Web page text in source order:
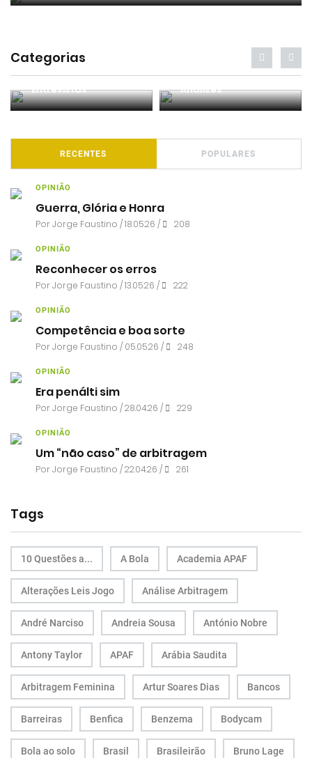
Categorias
Entrevistas Análises
RECENTES POPULARES
OPINIÃO
Guerra, Glória e Honra
PorJorge Faustino / 18.05.26 / 208
OPINIÃO
Reconhecer os erros
PorJorge Faustino / 13.05.26 / 222
OPINIÃO
Competência e boa sorte
PorJorge Faustino / 05.05.26 / 248
OPINIÃO
Era penálti sim
PorJorge Faustino / 28.04.26 / 229
OPINIÃO
Um “não caso” de arbitragem
PorJorge Faustino / 22.04.26 / 261
Tags
10 Questões a... A Bola Academia APAF
Alterações Leis Jogo Análise Arbitragem
André Narciso Andreia Sousa António Nobre
Antony Taylor APAF Arábia Saudita
Arbitragem Feminina Artur Soares Dias Bancos
Barreiras Benfica Benzema Bodycam
Bola ao solo Brasil Brasileirão Bruno Lage